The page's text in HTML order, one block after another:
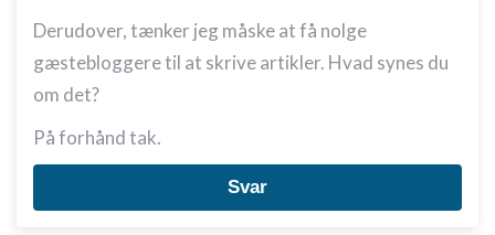
Derudover, tænker jeg måske at få nolge
gæstebloggere til at skrive artikler. Hvad synes du
om det?
På forhånd tak.
Svar